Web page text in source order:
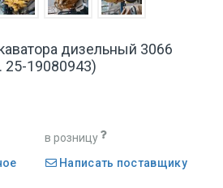
дизельный 3066
25-19080943)
в розницу
Написать поставщику